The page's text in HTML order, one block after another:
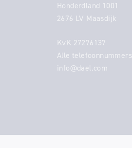
Honderdland 1001
2676 LV Maasdijk
KvK 27276137
Alle telefoonnummers
info@dael.com